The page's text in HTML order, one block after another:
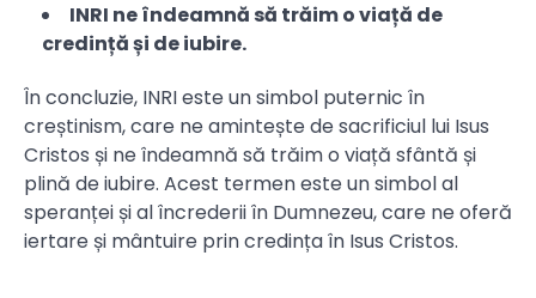
INRI ne îndeamnă să trăim o viață de
credință și de iubire.
În concluzie, INRI este un simbol puternic în
creștinism, care ne amintește de sacrificiul lui Isus
Cristos și ne îndeamnă să trăim o viață sfântă și
plină de iubire. Acest termen este un simbol al
speranței și al încrederii în Dumnezeu, care ne oferă
iertare și mântuire prin credința în Isus Cristos.